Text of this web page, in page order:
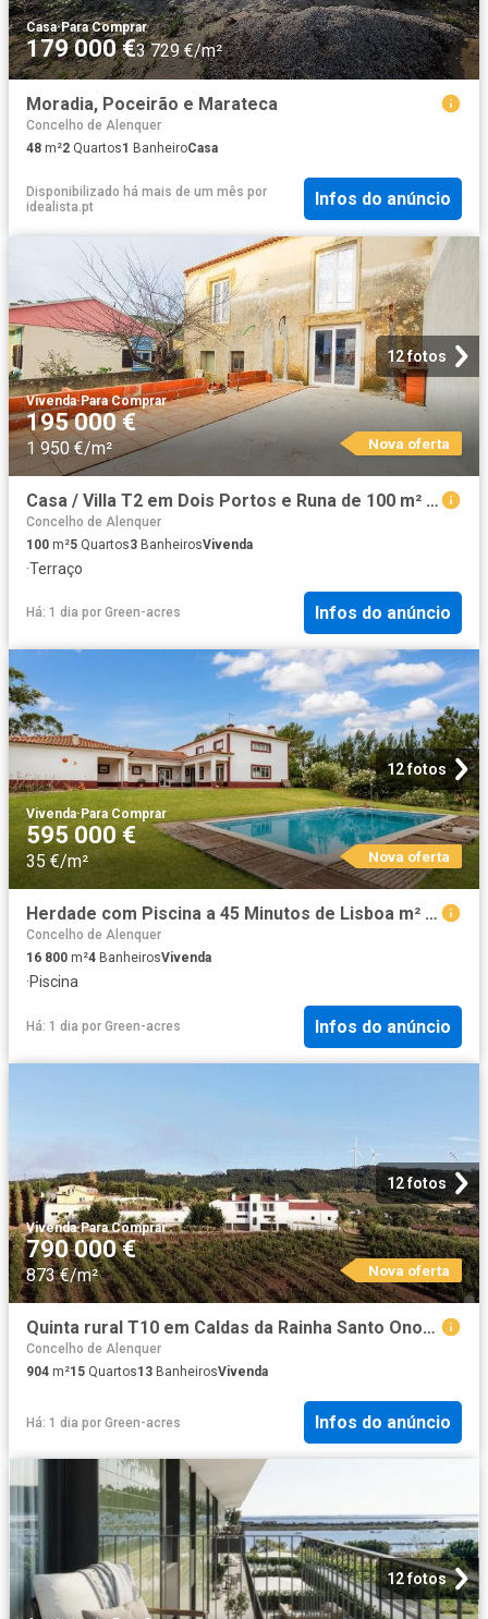
Casa·Para Comprar
179 000 €3 729 €/m²
Moradia, Poceirão e Marateca
Concelho de Alenquer
48 m²2 Quartos1 BanheiroCasa
Disponibilizado há mais de um mês por
idealista.pt
Infos do anúncio
12 fotos
Vivenda·Para Comprar
195 000 €
1 950 €/m² Nova oferta
Casa / Villa T2 em Dois Portos e Runa de 100 m² 100m² Dois Portos
Concelho de Alenquer
100 m²5 Quartos3 BanheirosVivenda
·Terraço
Há: 1 dia por Green-acres Infos do anúncio
12 fotos
Vivenda· Para Comprar
595 000 €
35 €/m² Nova oferta
Herdade com Piscina a 45 Minutos de Lisboa m² Ereira e Lapa
Concelho de Alenquer
16 800 m²4 BanheirosVivenda
·Piscina
Há: 1 dia por Green-acres Infos do anúncio
12 fotos
Vivenda·Para Comprar
790 000 €
873 €/m² Nova oferta
Quinta rural T10 em Caldas da Rainha Santo Onofre e Serra. 904m² Landal
Concelho de Alenquer
904 m²15 Quartos13 BanheirosVivenda
Há: 1 dia por Green-acres Infos do anúncio
12 fotos